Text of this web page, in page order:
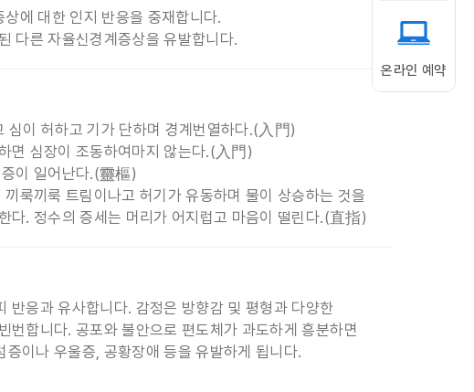
에 대한 인지 반응을 중재합니다.
다른 자율신경계증상을 유발합니다.
이 허하고 기가 단하며 경계번열하다.(入門)
면 심장이 조동하여마지 않는다.(入門)
이 일어난다.(靈樞)
룩끼룩 트림이나고 허기가 유동하며 물이 상승하는 것을
다. 정수의 증세는 머리가 어지럽고 마음이 떨린다.(直指)
반응과 유사합니다. 감정은 방향감 및 평형과 다양한
합니다. 공포와 불안으로 편도체가 과도하게 흥분하면
이나 우울증, 공황장애 등을 유발하게 됩니다.
온라인 예약